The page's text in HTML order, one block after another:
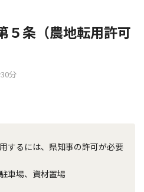
５条（農地転用許可
分
するには、県知事の許可が必要
車場、資材置場